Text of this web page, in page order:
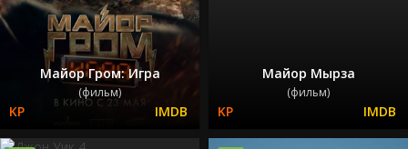
Майор Гром: Игра
(фильм)
Майор Мырза
(фильм)